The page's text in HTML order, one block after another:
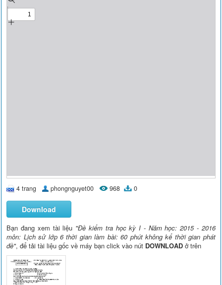
4 trang phongnguyet00 968 0
Download
Bạn đang xem tài liệu "Đề kiểm tra học kỳ I - Năm học: 2015 - 2016
môn: Lịch sử lớp 6 thời gian làm bài: 60 phút không kể thời gian phát
đề", để tải tài liệu gốc về máy bạn click vào nút DOWNLOAD ở trên